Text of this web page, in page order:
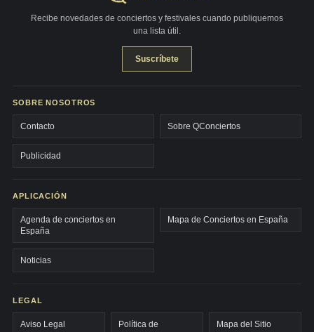
Recibe novedades de conciertos y festivales cuando publiquemos
una lista útil.
Suscríbete
SOBRE NOSOTROS
Contacto Sobre QConciertos
Publicidad
APLICACIÓN
Agenda de conciertos en
España
Mapa de Conciertos en España
Noticias
LEGAL
Aviso Legal
Política de
Mapa del Sitio